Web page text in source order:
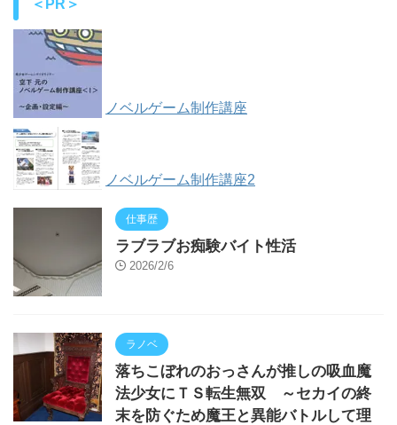
＜PR＞
ノベルゲーム制作講座
ノベルゲーム制作講座2
仕事歴
ラブラブお痴験バイト性活
2026/2/6
ラノベ
落ちこぼれのおっさんが推しの吸血魔
法少女にＴＳ転生無双 ～セカイの終
末を防ぐため魔王と異能バトルして理